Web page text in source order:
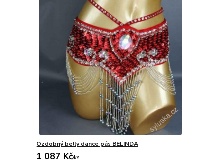
Ozdobný belly dance pás BELINDA
1 087 Kč/ks